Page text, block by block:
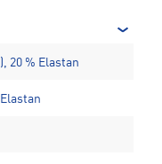
20 % Elastan